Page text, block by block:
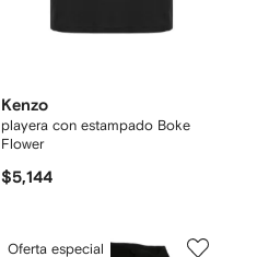
Kenzo
playera con estampado Boke
Flower
$5,144
Oferta especial